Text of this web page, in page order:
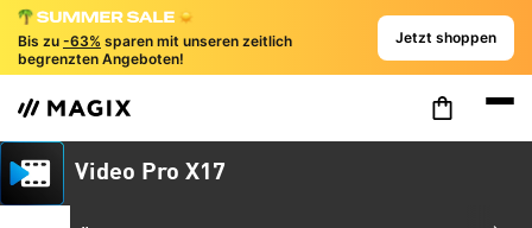
Bis zu -63% sparen mit unseren zeitlich
begrenzten Angeboten!
Jetzt shoppen
Video Pro X17